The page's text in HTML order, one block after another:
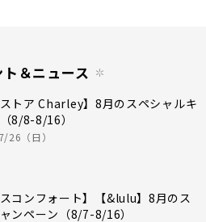
＆ニュース
ストア Charley】8月のスペシャルキ
8/8-8/16）
26（日）
スコンフォート】【&lulu】8月のス
ンペーン（8/7-8/16）